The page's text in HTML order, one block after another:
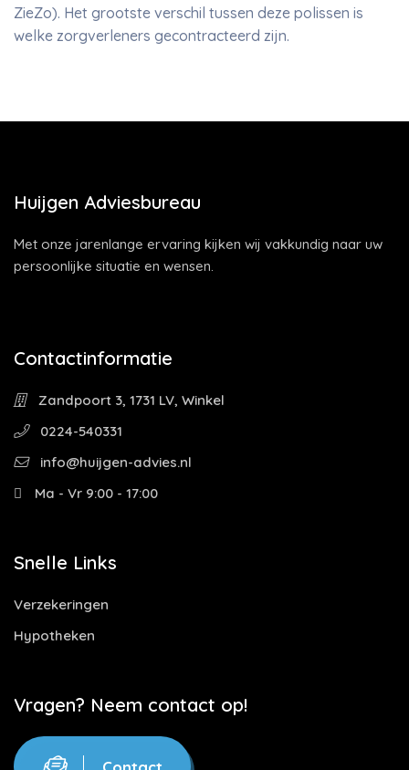
ZieZo). Het grootste verschil tussen deze polissen is
welke zorgverleners gecontracteerd zijn.
Huijgen Adviesbureau
Met onze jarenlange ervaring kijken wij vakkundig naar uw
persoonlijke situatie en wensen.
Contactinformatie
Zandpoort 3, 1731 LV, Winkel
0224-540331
info@huijgen-advies.nl
Ma - Vr 9:00 - 17:00
Snelle Links
Verzekeringen
Hypotheken
Vragen? Neem contact op!